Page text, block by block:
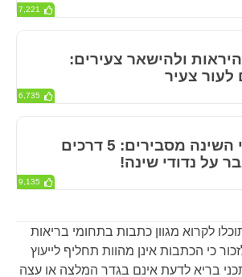
לקרוא מגוון כתבות בתחומי בריאות
כי הכתבות אינן מהוות תחליף לייעוץ
תכני בריא לדעת אינם בגדר המלצה או עצה
7,221
ולהישאר צעירים:
לעור צעיר
6,735
מדעני השינה מסבירים: 5 דרכים
על נדודי שינה!
9,135